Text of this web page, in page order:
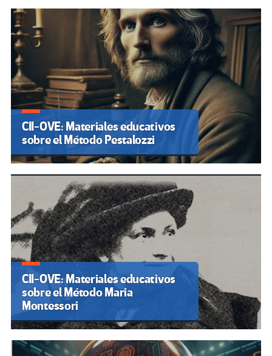
CII-OVE: Materiales educativos
sobre el Método Pestalozzi
CII-OVE: Materiales educativos
sobre el Método Maria
Montessori